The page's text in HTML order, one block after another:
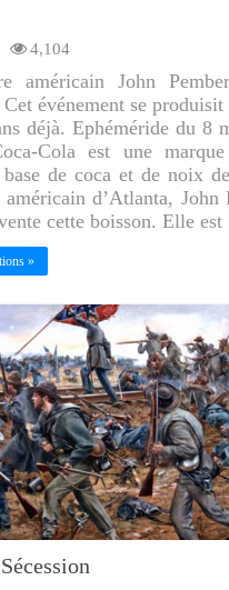
4,104
américain John
événement se
déjà. Ephéméride du 8
Cola est une marque
de coca et de noix
américain d’Atlanta, John
cette boisson. Elle
»